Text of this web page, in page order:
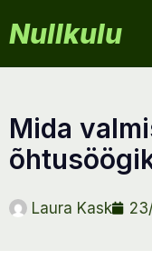
Nullkulu
mida valmistada
Laura Kask